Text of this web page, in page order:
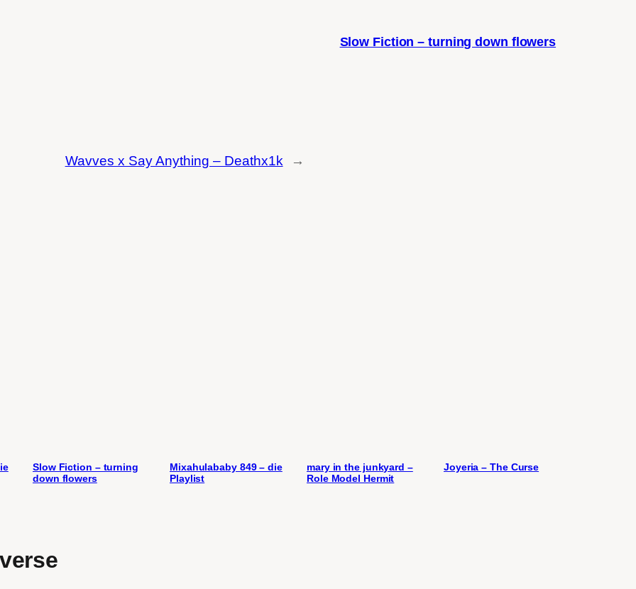
Wavves x Say Anything – Deathx1k →
Slow Fiction – turning down flowers
Slow Fiction – turning
down flowers
Mixahulababy 849 – die
Playlist
mary in the junkyard –
Role Model Hermit
Joyeria – The Curse